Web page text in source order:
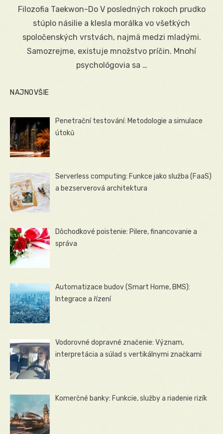
Filozofia Taekwon-Do V posledných rokoch prudko
stúplo násilie a klesla morálka vo všetkých
spoločenských vrstvách, najmä medzi mladými.
Samozrejme, existuje množstvo príčin. Mnohí
psychológovia sa …
NAJNOVŠIE
Penetrační testování: Metodologie a simulace
útoků
Serverless computing: Funkce jako služba (FaaS)
a bezserverová architektura
Dôchodkové poistenie: Pilere, financovanie a
správa
Automatizace budov (Smart Home, BMS):
Integrace a řízení
Vodorovné dopravné značenie: Význam,
interpretácia a súlad s vertikálnymi značkami
Komerčné banky: Funkcie, služby a riadenie rizík